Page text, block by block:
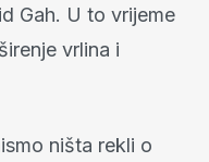
Gah. U to vrijeme
vrlina i
ništa rekli o